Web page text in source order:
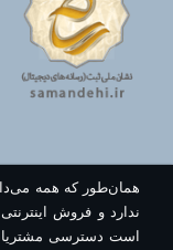
همان‌طور که همه
ندارد و فروش
است دسترسی